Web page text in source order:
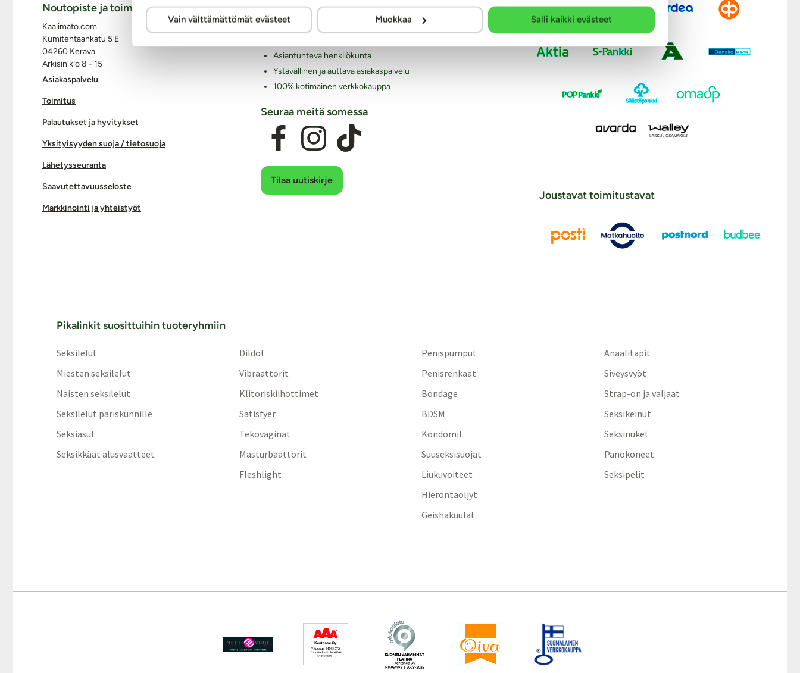
Vain välttämättömät evästeet Muokkaa Salli kaikki evästeet
Asiakaspalvelu
Toimitus
Palautukset ja hyvitykset
Yksityisyyden suoja / tietosuoja
Lähetysseuranta
Saavutettavuusseloste
Markkinointi ja yhteistyöt
Noutopiste ja toimisto
Kaalimato.com
Kumitehtaankatu 5 E
04260 Kerava
Arkisin klo 8 - 15
Ilmainen toimitus yli 60€ tilauksiin
Paljon joustavia toimitustapoja alk. 0 €
Asiantunteva henkilökunta
Ystävällinen ja auttava asiakaspalvelu
100% kotimainen verkkokauppa
Seuraa meitä somessa
Tilaa uutiskirje
Joustavat toimitustavat
Pikalinkit suosittuihin tuoteryhmiin
Seksilelut
Miesten seksilelut
Naisten seksilelut
Seksilelut pariskunnille
Seksiasut
Seksikkäät alusvaatteet
Dildot
Vibraattorit
Klitoriskiihottimet
Satisfyer
Tekovaginat
Masturbaattorit
Fleshlight
Penispumput
Penisrenkaat
Bondage
BDSM
Kondomit
Suuseksisuojat
Liukuvoiteet
Hierontaöljyt
Geishakuulat
Anaalitapit
Siveysvyöt
Strap-on ja valjaat
Seksikeinut
Seksinuket
Panokoneet
Seksipelit